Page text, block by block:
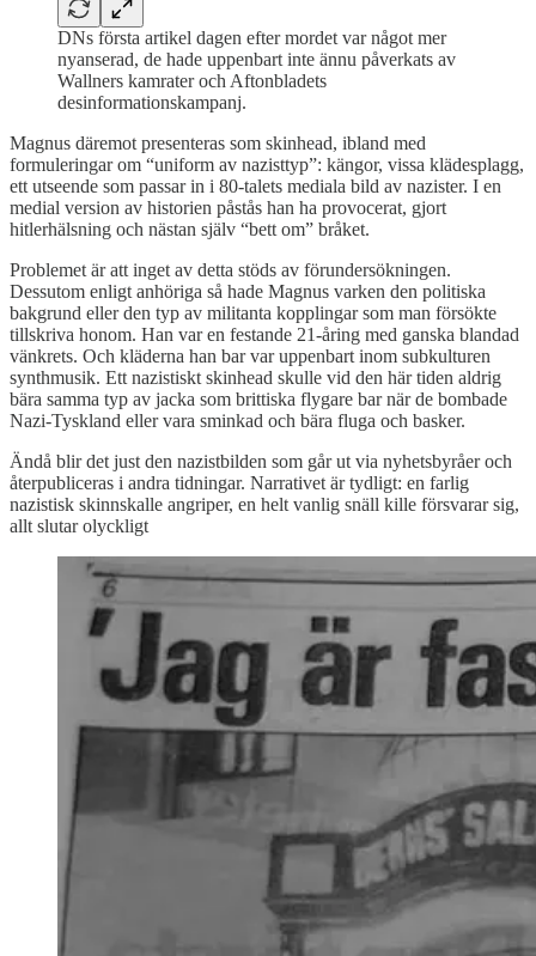
DNs första artikel dagen efter mordet var något mer
nyanserad, de hade uppenbart inte ännu påverkats av
Wallners kamrater och Aftonbladets
desinformationskampanj.
Magnus däremot presenteras som skinhead, ibland med
formuleringar om “uniform av nazisttyp”: kängor, vissa klädesplagg,
ett utseende som passar in i 80-talets mediala bild av nazister. I en
medial version av historien påstås han ha provocerat, gjort
hitlerhälsning och nästan själv “bett om” bråket.
Problemet är att inget av detta stöds av förundersökningen.
Dessutom enligt anhöriga så hade Magnus varken den politiska
bakgrund eller den typ av militanta kopplingar som man försökte
tillskriva honom. Han var en festande 21-åring med ganska blandad
vänkrets. Och kläderna han bar var uppenbart inom subkulturen
synthmusik. Ett nazistiskt skinhead skulle vid den här tiden aldrig
bära samma typ av jacka som brittiska flygare bar när de bombade
Nazi-Tyskland eller vara sminkad och bära fluga och basker.
Ändå blir det just den nazistbilden som går ut via nyhetsbyråer och
återpubliceras i andra tidningar. Narrativet är tydligt: en farlig
nazistisk skinnskalle angriper, en helt vanlig snäll kille försvarar sig,
allt slutar olyckligt